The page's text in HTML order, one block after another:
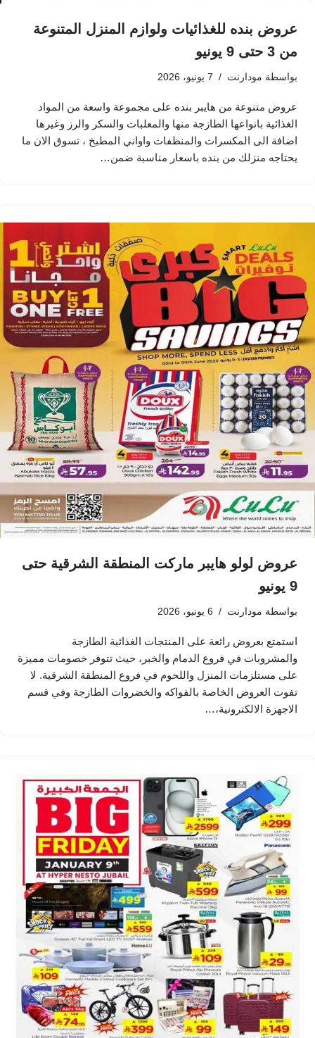
عروض بنده للغذائيات ولوازم المنزل المتنوعة
من 3 حتى 9 يونيو
بواسطة مودارنت 7 يونيو، 2026
عروض متنوعة من هايبر بنده على مجموعة واسعة من المواد
الغذائية بانواعها الطازجة منها والمعلبات والسكر والرز وغيرها
اضافة الى المكسرات والمنظفات واواني المطبخ ، تسوق الان ما
يحتاجه منزلك من بنده باسعار مناسبة ضمن…
عروض لولو هايبر ماركت المنطقة الشرقية حتى
9 يونيو
بواسطة مودارنت 6 يونيو، 2026
استمتع بعروض رائعة على المنتجات الغذائية الطازجة
والمشروبات في فروع الدمام والخبر، حيث تتوفر خصومات مميزة
على مستلزمات المنزل واللحوم في فروع المنطقة الشرقية. لا
تفوت العروض الخاصة بالفواكه والخضروات الطازجة وفي قسم
الاجهزة الالكترونية،…